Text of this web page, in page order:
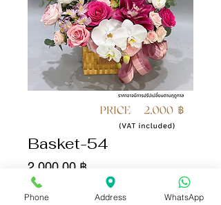
Basket-54
2 000,00 ฿Цена
Количество
Phone Address WhatsApp